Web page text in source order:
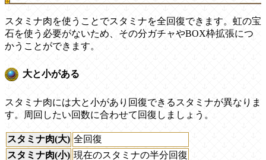
スタミナ肉を使うことでスタミナを全回復できます。虹の宝
石を使う必要がないため、その分ガチャやBOX枠拡張につ
かうことができます。
大と小がある
スタミナ肉には大と小があり回復できるスタミナが異なりま
す。周回したい回数に合わせて回復しましょう。
スタミナ肉(大) 全回復
スタミナ肉(小) 現在のスタミナの半分回復